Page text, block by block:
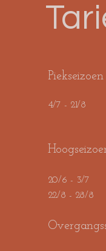
4/7 - 21/8
20/6 - 3/7
22/8 - 28/8